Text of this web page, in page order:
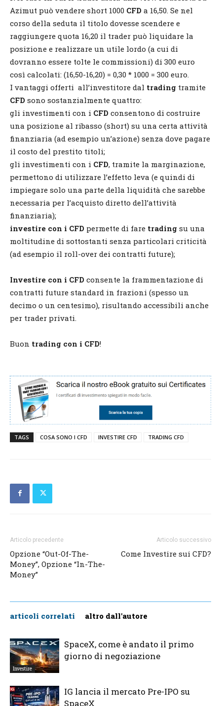
Azimut può vendere short 1000 CFD a 16,50. Se nel
corso della seduta il titolo dovesse scendere e
raggiungere quota 16,20 il trader può liquidare la
posizione e realizzare un utile lordo (a cui di
dovranno essere tolte le commissioni) di 300 euro
così calcolati: (16,50-16,20) = 0,30 * 1000 = 300 euro.
I vantaggi offerti all’investitore dal trading tramite
CFD sono sostanzialmente quattro:
gli investimenti con i CFD consentono di costruire
una posizione al ribasso (short) su una certa attività
finanziaria (ad esempio un’azione) senza dove pagare
il costo del prestito titoli;
gli investimenti con i CFD, tramite la marginazione,
permettono di utilizzare l’effetto leva (e quindi di
impiegare solo una parte della liquidità che sarebbe
necessaria per l’acquisto diretto dell’attività
finanziaria);
investire con i CFD permette di fare trading su una
moltitudine di sottostanti senza particolari criticità
(ad esempio il roll-over dei contratti future);
Investire con i CFD consente la frammentazione di
contratti future standard in frazioni (spesso un
decimo o un centesimo), risultando accessibili anche
per trader privati.
Buon trading con i CFD!
TAGS COSA SONO I CFD INVESTIRE CFD TRADING CFD
Articolo precedente
Opzione “Out-Of-The-
Money”, Opzione “In-The-
Money”
Articolo successivo
Come Investire sui CFD?
articoli correlati altro dall'autore
Investire
SpaceX, come è andato il primo
giorno di negoziazione
IG lancia il mercato Pre-IPO su
SpaceX